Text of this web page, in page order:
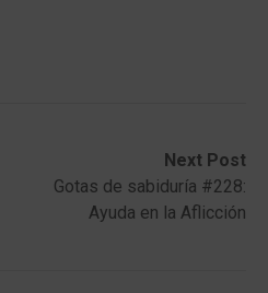
Next Post
Gotas de sabiduría #228:
Ayuda en la Aflicción